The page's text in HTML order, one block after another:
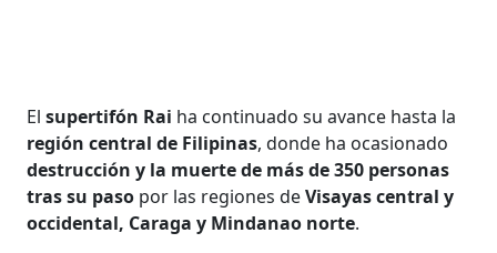
Elsupertifón Rai ha continuado su avance hasta la
región central de Filipinas, donde ha ocasionado
destrucción y la muerte de más de 350 personas
tras su paso por las regiones deVisayas central y
occidental, Caraga y Mindanao norte.